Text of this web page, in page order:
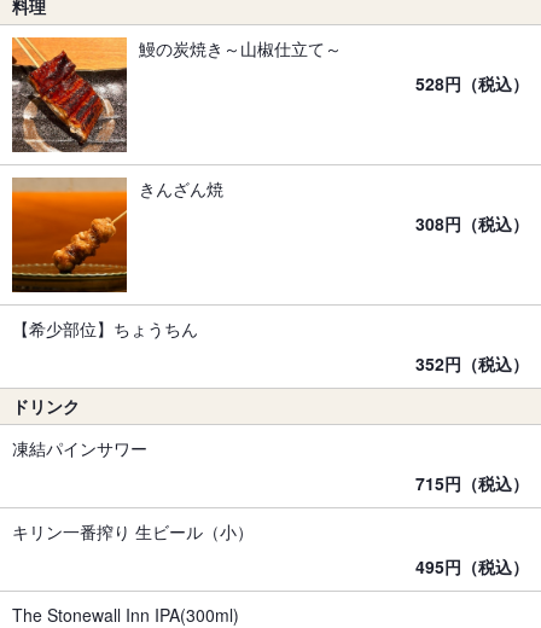
料理
鰻の炭焼き～山椒仕立て～
528円（税込）
きんざん焼
308円（税込）
【希少部位】ちょうちん
352円（税込）
ドリンク
凍結パインサワー
715円（税込）
キリン一番搾り 生ビール（小）
495円（税込）
The Stonewall Inn IPA(300ml)